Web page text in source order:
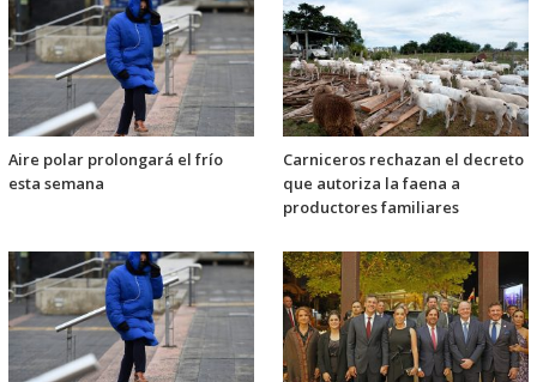
Aire polar prolongará el frío
esta semana
Carniceros rechazan el decreto
que autoriza la faena a
productores familiares